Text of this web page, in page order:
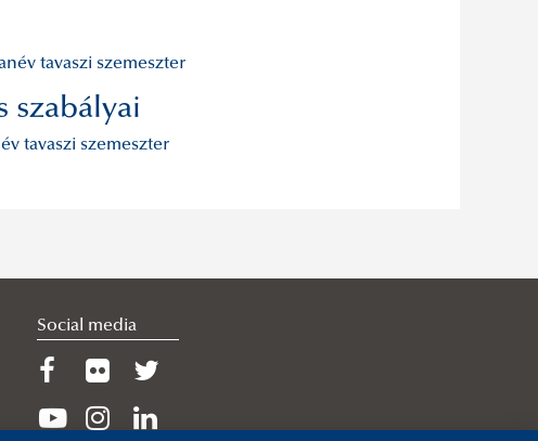
tavaszi szemeszter
szabályai
tavaszi szemeszter
Social media